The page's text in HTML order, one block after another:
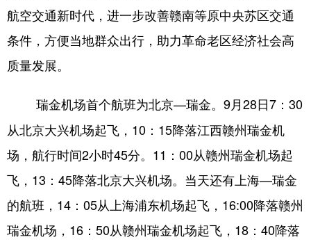
地方频道
北京 天津 河北 山西
辽宁
浙江 安徽 福建 江西
山东 河南 湖北 湖南
广东 广西 海南 重庆
贵州 云南 西藏
航空交通新时代，进一步改善赣南等原中央苏区交通
条件，方便当地群众出行，助力革命老区经济社会高
质量发展。
瑞金机场首个航班为北京—瑞金。9月28日7：30
从北京大兴机场起飞，10：15降落江西赣州瑞金机
场，航行时间2小时45分。11：00从赣州瑞金机场起
飞，13：45降落北京大兴机场。当天还有上海—瑞金
的航班，14：05从上海浦东机场起飞，16:00降落赣州
瑞金机场，16：50从赣州瑞金机场起飞，18：40降落